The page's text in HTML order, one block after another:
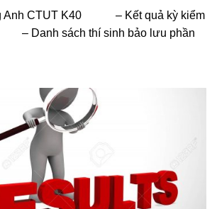
Anh CTUT K40 – Kết quả kỳ kiểm
Danh sách thí sinh bảo lưu phần